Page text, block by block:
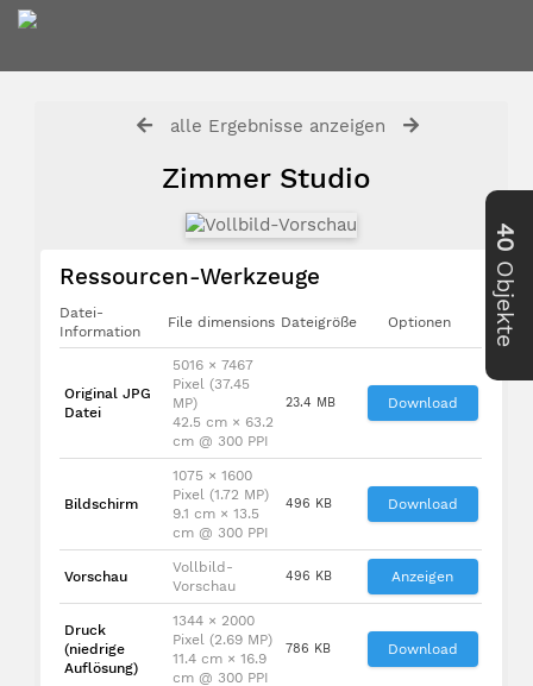
alle Ergebnisse anzeigen
Zimmer Studio
Ressourcen-Werkzeuge
Datei-
Information
File dimensions Dateigröße Optionen
Original JPG
Datei
5016 × 7467
Pixel (37.45
MP)
42.5 cm × 63.2
cm @ 300 PPI
23.4 MB Download
Bildschirm
1075 × 1600
Pixel (1.72 MP)
9.1 cm × 13.5
cm @ 300 PPI
496 KB Download
Vorschau
Vollbild-
Vorschau
496 KB Anzeigen
Druck
(niedrige
Auflösung)
1344 × 2000
Pixel (2.69 MP)
11.4 cm × 16.9
cm @ 300 PPI
786 KB Download
40
Objekte